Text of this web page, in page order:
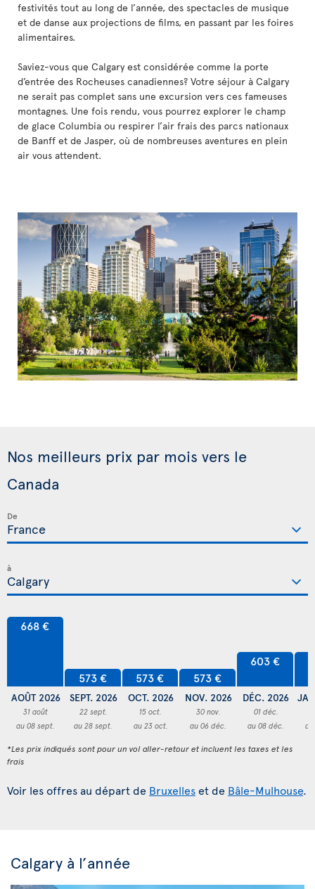
festivités tout au long de l’année, des spectacles de musique
et de danse aux projections de films, en passant par les foires
alimentaires.
Saviez-vous que Calgary est considérée comme la porte
d’entrée des Rocheuses canadiennes? Votre séjour à Calgary
ne serait pas complet sans une excursion vers ces fameuses
montagnes. Une fois rendu, vous pourrez explorer le champ
de glace Columbia ou respirer l’air frais des parcs nationaux
de Banff et de Jasper, où de nombreuses aventures en plein
air vous attendent.
Nos meilleurs prix par mois vers le
Canada
De
à
668 €
AOÛT 2026
31 août
au 08 sept.
573 €
SEPT. 2026
22 sept.
au 28 sept.
573 €
OCT. 2026
15 oct.
au 23 oct.
573 €
NOV. 2026
30 nov.
au 06 déc.
603 €
DÉC. 2026
01 déc.
au 08 déc.
*Les prix indiqués sont pour un vol aller-retour et incluent les taxes et les
frais
Voir les offres au départ de Bruxelles et de Bâle-Mulhouse.
Calgary à l’année